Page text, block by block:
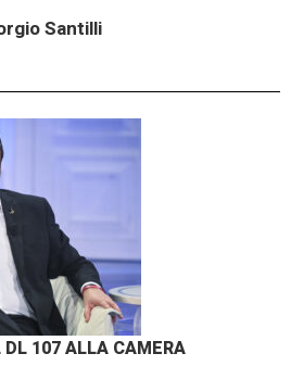
Santilli
DL 107 ALLA CAMERA